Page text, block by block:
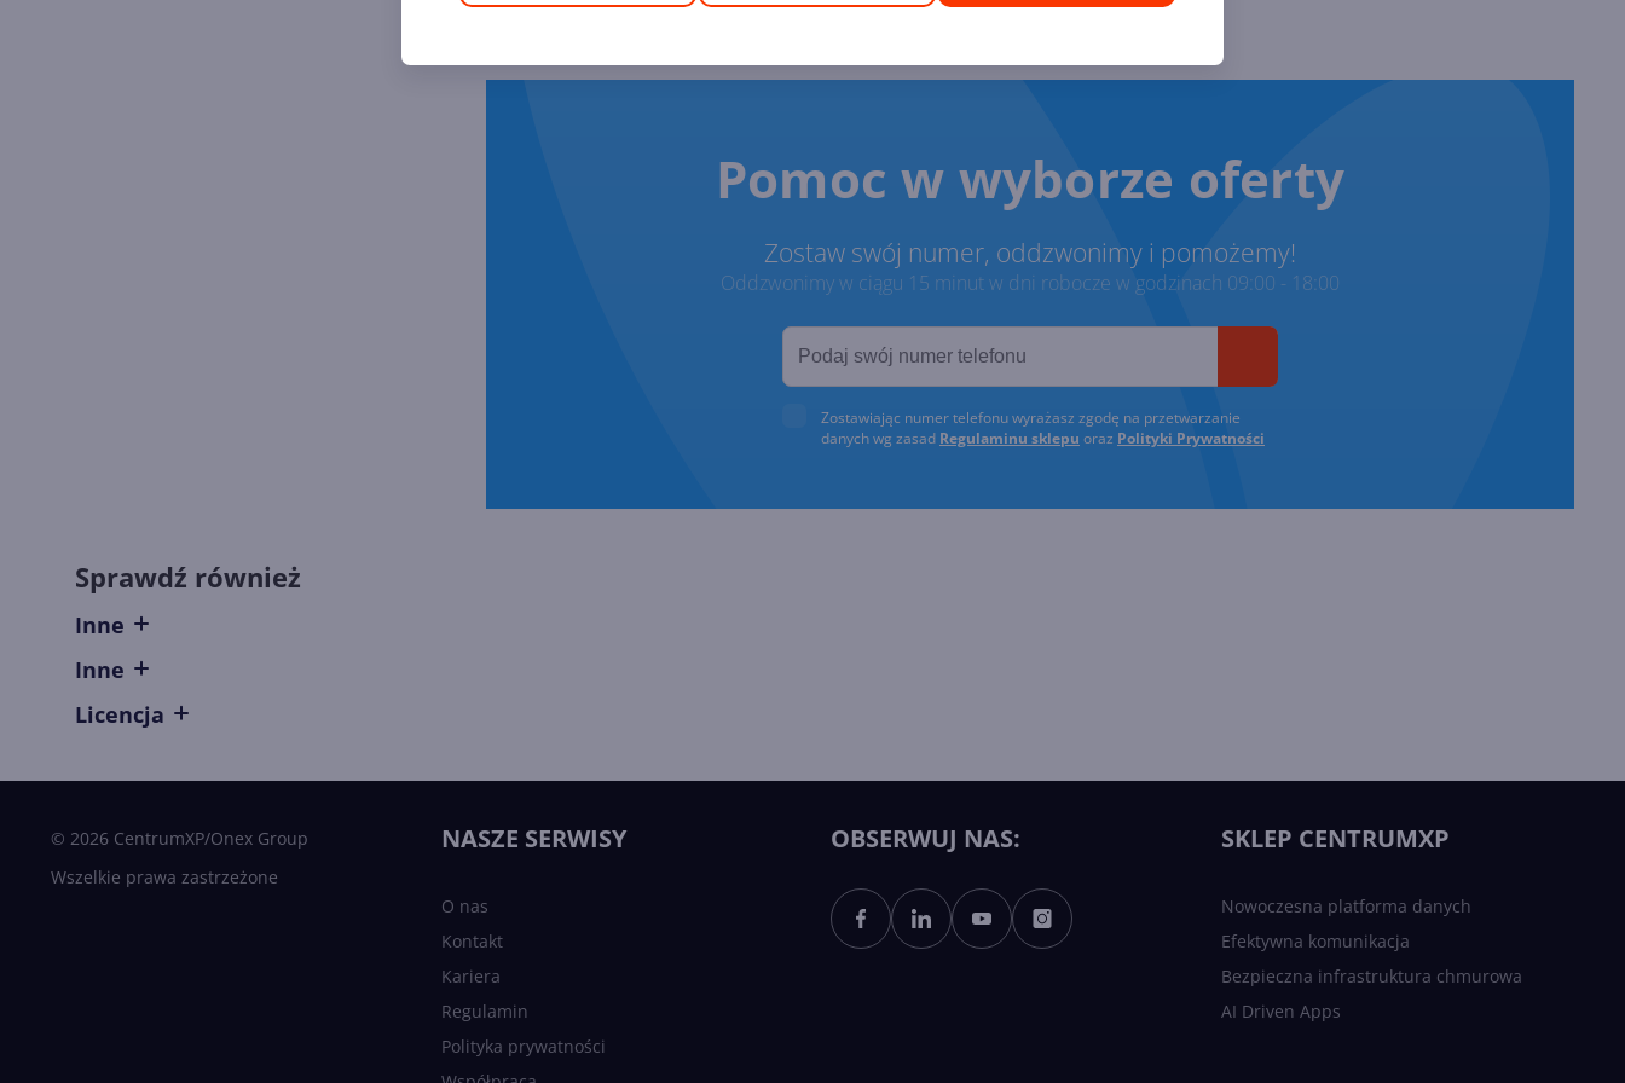
Pomoc w wyborze oferty
Zostaw swój numer, oddzwonimy i pomożemy!
Oddzwonimy w ciągu 15 minut w dni robocze w godzinach 09:00 - 18:00
Zostawiając numer telefonu wyrażasz zgodę na przetwarzanie
danych wg zasad Regulaminu sklepu oraz Polityki Prywatności
Sprawdź również
Inne
Inne
Licencja
© 2026 CentrumXP/Onex Group
Wszelkie prawa zastrzeżone
NASZE SERWISY
O nas
Kontakt
Kariera
Regulamin
Polityka prywatności
OBSERWUJ NAS: SKLEP CENTRUMXP
Nowoczesna platforma danych
Efektywna komunikacja
Bezpieczna infrastruktura chmurowa
AI Driven Apps